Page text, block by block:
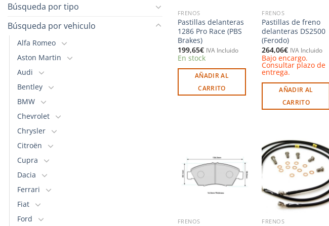
Búsqueda por tipo
Búsqueda por vehiculo
Alfa Romeo
Aston Martin
Audi
Bentley
BMW
Chevrolet
Chrysler
Citroën
Cupra
Dacia
Ferrari
Fiat
Ford
FRENOS
Pastillas delanteras
1286 Pro Race (PBS
Brakes)
199,65€ IVA Incluido
En stock
AÑADIR AL
CARRITO
FRENOS
Pastillas de freno
delanteras DS2500
(Ferodo)
264,06€ IVA Incluido
Bajo encargo.
Consultar plazo de
entrega.
AÑADIR AL
CARRITO
Añadir
a la
lista de
deseos
FRENOS
Añadir
a la
lista de
deseos
FRENOS